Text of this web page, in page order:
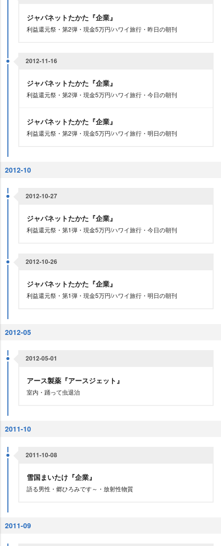
ジャパネットたかた『企業』
利益還元祭・第2弾・現金5万円/ハワイ旅行・昨日の朝刊
2012-11-16
ジャパネットたかた『企業』
利益還元祭・第2弾・現金5万円/ハワイ旅行・今日の朝刊
ジャパネットたかた『企業』
利益還元祭・第2弾・現金5万円/ハワイ旅行・明日の朝刊
2012-10
2012-10-27
ジャパネットたかた『企業』
利益還元祭・第1弾・現金5万円/ハワイ旅行・今日の朝刊
2012-10-26
ジャパネットたかた『企業』
利益還元祭・第1弾・現金5万円/ハワイ旅行・明日の朝刊
2012-05
2012-05-01
アース製薬『アースジェット』
室内・踊って虫退治
2011-10
2011-10-08
雪国まいたけ『企業』
語る男性・郷ひろみです～・放射性物質
2011-09